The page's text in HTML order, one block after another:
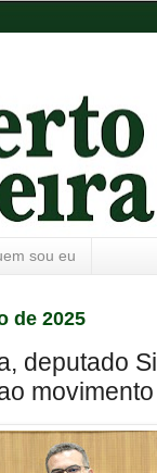
sou eu
de 2025
deputado